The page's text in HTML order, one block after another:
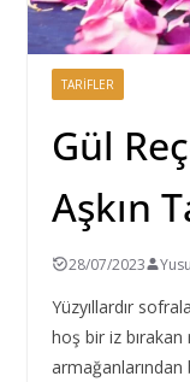
TARIFLER
Gül
Aşkın
28/07/2023
Yüzyıllardır
hoş bir iz